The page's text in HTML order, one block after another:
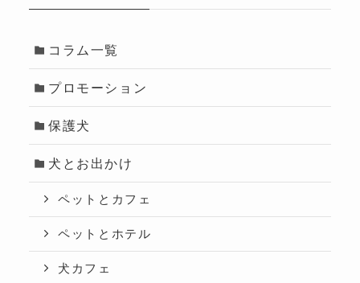
コラム一覧
プロモーション
保護犬
犬とお出かけ
ペットとカフェ
ペットとホテル
犬カフェ